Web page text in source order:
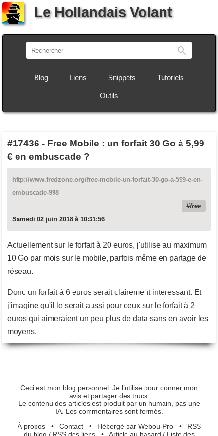
Le Hollandais Volant
Blog Liens Snippets Tutoriels
Outils
#17436 - Free Mobile : un forfait 30 Go à 5,99
€ en embuscade ?
http://www.fredzone.org/free-mobile-un-forfait-30-go-a-599-e-en-
embuscade-998
free
Samedi 02 juin 2018 à 10:31:56
Actuellement sur le forfait à 20 euros, j'utilise au maximum
10 Go par mois sur le mobile, parfois même en partage de
réseau.
Donc un forfait à 6 euros serait clairement intéressant. Et
j'imagine qu'il le serait aussi pour ceux sur le forfait à 2
euros qui aimeraient un peu plus de data sans en avoir les
moyens.
Ceci est mon blog personnel. Je l’utilise pour donner mon
avis et partager des trucs.
Le contenu des articles est produit par un humain, pas une
IA. Les commentaires sont fermés.
À propos• Contact• Hébergé par Webou-Pro• RSS
du blog / RSS des liens• Article au hasard / Liste des